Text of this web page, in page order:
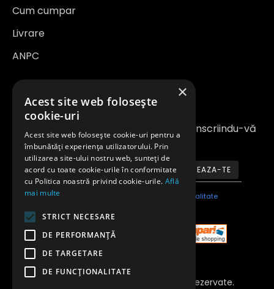
Cum cumpar
Livrare
ANPC
Newsletter
Fiți la curent cu noutățile și promoțiile înscriindu-vă
la newsletter-ul nostru
ABONEAZA-TE
Am citit şi sunt de acord cu Politica de confidentialitate
Copyright 2023 © Toate Drepturile Rezervate.
×
Acest site web folosește
cookie-uri
Acest site web folosește cookie-uri pentru a
îmbunătăți experiența utilizatorului. Prin
utilizarea site-ului nostru web, sunteți de
acord cu toate cookie-urile în conformitate
cu Politica noastră privind cookie-urile. Află
mai multe
STRICT NECESARE
DE PERFORMANȚĂ
DE TARGETARE
DE FUNCŢIONALITATE